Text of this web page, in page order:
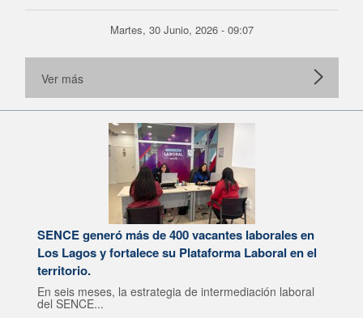
Martes, 30 Junio, 2026 - 09:07
Ver más
SENCE generó más de 400 vacantes laborales en
Los Lagos y fortalece su Plataforma Laboral en el
territorio.
En seis meses, la estrategia de intermediación laboral
del SENCE...